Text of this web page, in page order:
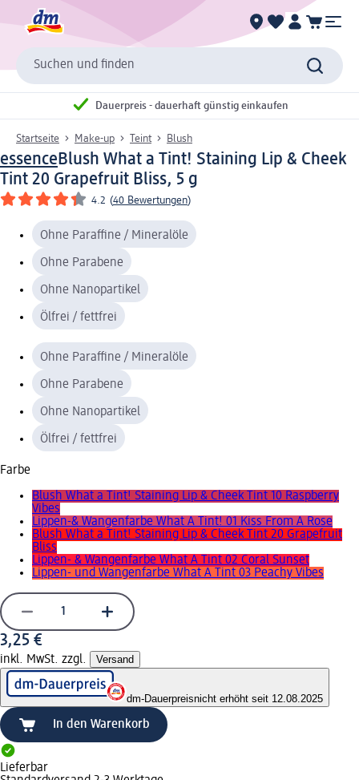
Suchen und finden
Dauerpreis - dauerhaft günstig einkaufen
Startseite Make-up Teint Blush
essenceBlush What a Tint! Staining Lip & Cheek
Tint 20 Grapefruit Bliss, 5 g
4.2 (40 Bewertungen)
Ohne Paraffine / Mineralöle
Ohne Parabene
Ohne Nanopartikel
Ölfrei / fettfrei
Ohne Paraffine / Mineralöle
Ohne Parabene
Ohne Nanopartikel
Ölfrei / fettfrei
Farbe
Blush What a Tint! Staining Lip & Cheek Tint 10 Raspberry
Vibes
Lippen-& Wangenfarbe What A Tint! 01 Kiss From A Rose
Blush What a Tint! Staining Lip & Cheek Tint 20 Grapefruit
Bliss
Lippen- & Wangenfarbe What A Tint 02 Coral Sunset
Lippen- und Wangenfarbe What A Tint 03 Peachy Vibes
3,25 €
inkl. MwSt. zzgl. Versand
dm-Dauerpreisnicht erhöht seit 12.08.2025
In den Warenkorb
Lieferbar